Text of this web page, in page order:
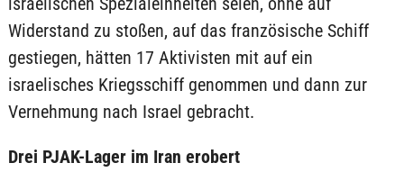
Widerstand zu stoßen, auf das französische Schiff
gestiegen, hätten 17 Aktivisten mit auf ein
israelisches Kriegsschiff genommen und dann zur
Vernehmung nach Israel gebracht.
Drei PJAK-Lager im Iran erobert